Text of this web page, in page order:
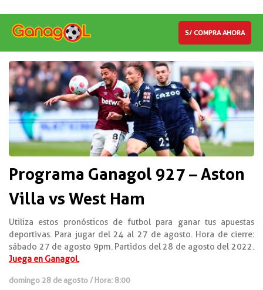
S/ COMPRA AHORA
Programa Ganagol 927 – Aston
Villa vs West Ham
Utiliza estos pronósticos de futbol para ganar tus apuestas
deportivas. Para jugar del 24 al 27 de agosto. Hora de cierre:
sábado 27 de agosto 9pm. Partidos del 28 de agosto del 2022.
Juega en Ganagol.
domingo 28 de agosto / Hora: 8:00